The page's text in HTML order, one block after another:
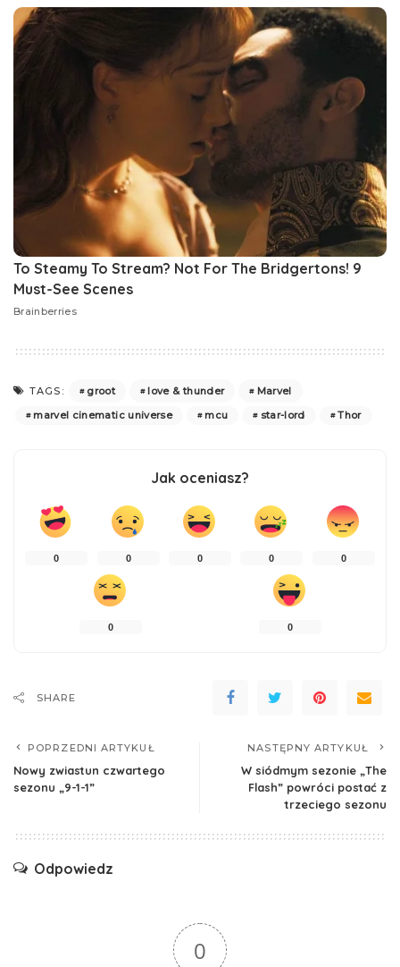
TAGS: groot love & thunder
Marvel
marvel cinematic universe
mcu star-lord Thor
Jak oceniasz?
0 0 0 0 0
0 0
SHARE
POPRZEDNI ARTYKUŁ
Nowy zwiastun czwartego
sezonu „9-1-1”
NASTĘPNY ARTYKUŁ
W siódmym sezonie „The
Flash” powróci postać z
trzeciego sezonu
Odpowiedz
0